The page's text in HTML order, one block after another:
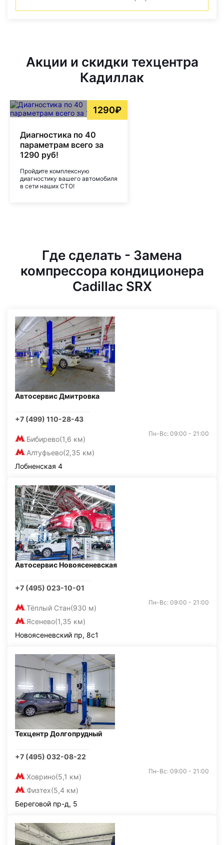
Акции и скидки техцентра
Кадиллак
1290₽
Диагностика по 40
параметрам всего за
1290 руб!
Пройдите комплексную
диагностику вашего автомобиля
в сети наших СТО!
Где сделать - Замена
компрессора кондиционера
Cadillac SRX
Автосервис Дмитровка
+7 (499) 110-28-43
Бибирево(1,6 км)
Алтуфьево(2,35 км)
Пн-Вс: 09:00 - 21:00
Лобненская 4
Автосервис Новоясеневская
+7 (495) 023-10-01
Тёплый Стан(930 м)
Ясенево(1,35 км)
Пн-Вс: 09:00 - 21:00
Новоясеневский пр, 8с1
Техцентр Долгопрудный
+7 (495) 032-08-22
Ховрино(5,1 км)
Физтех(5,4 км)
Пн-Вс: 09:00 - 21:00
Береговой пр-д, 5